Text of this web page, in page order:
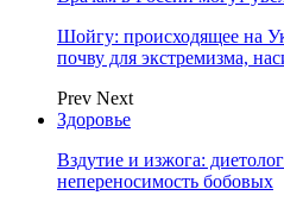
Шойгу: происходящее на
почву для экстремизма,
Prev Next
Здоровье
Вздутие и изжога:
непереносимость бобовых